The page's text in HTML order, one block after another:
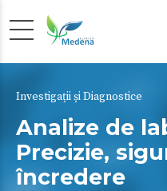
Investigații și Diagnostice
Analize de
Precizie,
încredere